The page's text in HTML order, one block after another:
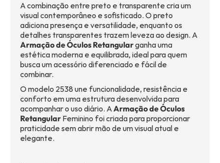
A combinação entre preto e transparente cria um
visual contemporâneo e sofisticado. O preto
adiciona presença e versatilidade, enquanto os
detalhes transparentes trazem leveza ao design. A
Armação de Óculos Retangularganha uma
estética moderna e equilibrada, ideal para quem
busca um acessório diferenciado e fácil de
combinar.
O modelo 2538 une funcionalidade, resistência e
conforto em uma estrutura desenvolvida para
acompanhar o uso diário. AArmação de Óculos
Retangular Feminino foi criada para proporcionar
praticidade sem abrir mão de um visual atual e
elegante.